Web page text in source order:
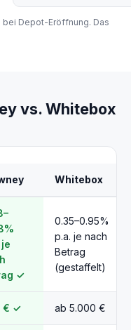
Depot-Eröffnung. Das
vs. Whitebox
Whitebox
✓
0.35–0.95%
p.a. je nach
Betrag
(gestaffelt)
€ ✓ ab 5.000 €